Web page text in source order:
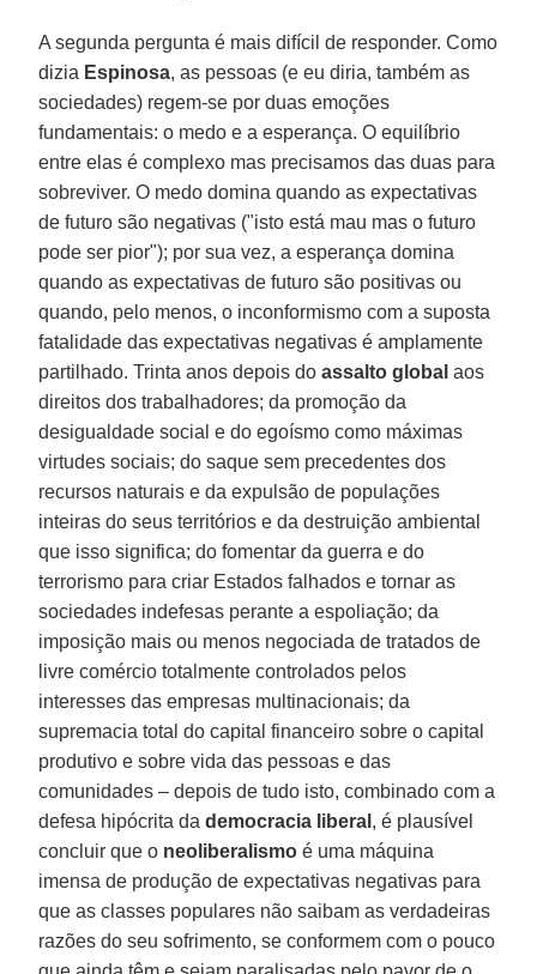
A segunda pergunta é mais difícil de responder. Como
dizia Espinosa, as pessoas (e eu diria, também as
sociedades) regem-se por duas emoções
fundamentais: o medo e a esperança. O equilíbrio
entre elas é complexo mas precisamos das duas para
sobreviver. O medo domina quando as expectativas
de futuro são negativas ("isto está mau mas o futuro
pode ser pior"); por sua vez, a esperança domina
quando as expectativas de futuro são positivas ou
quando, pelo menos, o inconformismo com a suposta
fatalidade das expectativas negativas é amplamente
partilhado. Trinta anos depois doassalto global aos
direitos dos trabalhadores; da promoção da
desigualdade social e do egoísmo como máximas
virtudes sociais; do saque sem precedentes dos
recursos naturais e da expulsão de populações
inteiras do seus territórios e da destruição ambiental
que isso significa; do fomentar da guerra e do
terrorismo para criar Estados falhados e tornar as
sociedades indefesas perante a espoliação; da
imposição mais ou menos negociada de tratados de
livre comércio totalmente controlados pelos
interesses das empresas multinacionais; da
supremacia total do capital financeiro sobre o capital
produtivo e sobre vida das pessoas e das
comunidades – depois de tudo isto, combinado com a
defesa hipócrita dademocracia liberal , é plausível
concluir que o neoliberalismo é uma máquina
imensa de produção de expectativas negativas para
que as classes populares não saibam as verdadeiras
razões do seu sofrimento, se conformem com o pouco